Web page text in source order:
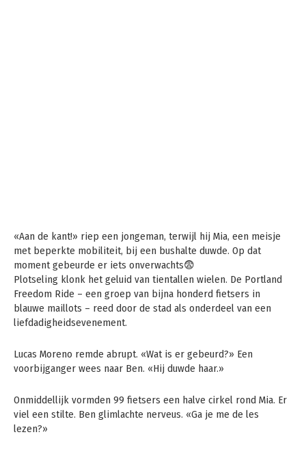
«Aan de kant!» riep een jongeman, terwijl hij Mia, een meisje
met beperkte mobiliteit, bij een bushalte duwde. Op dat
moment gebeurde er iets onverwachts😨
Plotseling klonk het geluid van tientallen wielen. De Portland
Freedom Ride – een groep van bijna honderd fietsers in
blauwe maillots – reed door de stad als onderdeel van een
liefdadigheidsevenement.
Lucas Moreno remde abrupt. «Wat is er gebeurd?» Een
voorbijganger wees naar Ben. «Hij duwde haar.»
Onmiddellijk vormden 99 fietsers een halve cirkel rond Mia. Er
viel een stilte. Ben glimlachte nerveus. «Ga je me de les
lezen?»